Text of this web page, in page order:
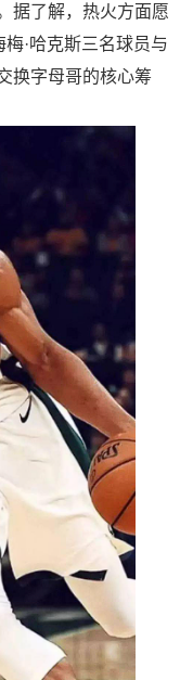
据了解，热火方面愿
·哈克斯三名球员与
换字母哥的核心筹